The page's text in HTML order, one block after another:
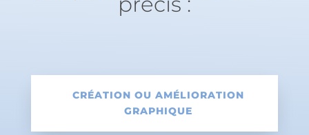
CRÉATION OU AMÉLIORATION
GRAPHIQUE